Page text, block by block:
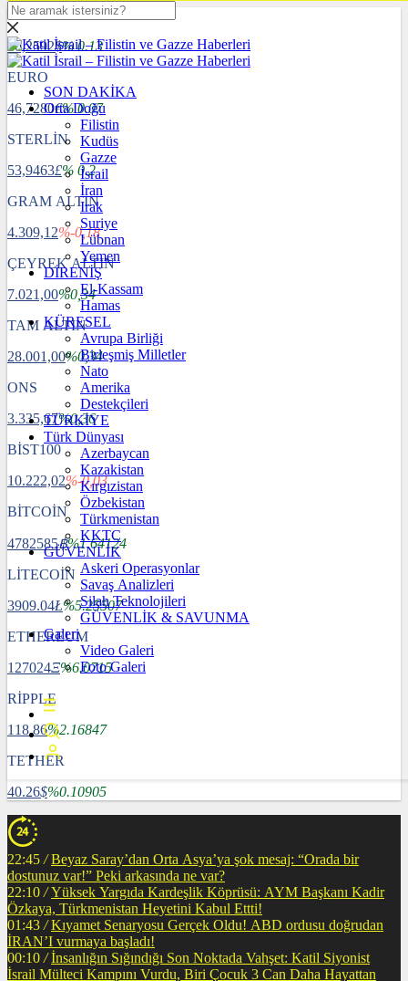
DOLAR
40,2592$% 0.13
EURO
46,7280€% 0.07
STERLİN
53,9463£% 0.2
GRAM ALTIN
4.309,12%-0,18
ÇEYREK ALTIN
7.021,00%0,34
TAM ALTIN
28.001,00%0,34
ONS
3.335,67%0,36
BİST100
10.222,02%-0,03
BİTCOİN
4782585฿%1.64124
LİTECOİN
3909.04Ł%5.25507
ETHEREUM
127024Ξ%6.0715
RİPPLE
118.86%2.16847
TETHER
40.26$%0.10905
SON DAKİKA
Orta Doğu
Filistin
Kudüs
Gazze
İsrail
İran
Irak
Suriye
Lübnan
Yemen
DİRENİŞ
El-Kassam
Hamas
KÜRESEL
Avrupa Birliği
Birleşmiş Milletler
Nato
Amerika
Destekçileri
TÜRKİYE
Türk Dünyası
Azerbaycan
Kazakistan
Kırgızistan
Özbekistan
Türkmenistan
KKTC
GÜVENLİK
Askeri Operasyonlar
Savaş Analizleri
Silah Teknolojileri
GÜVENLİK & SAVUNMA
Galeri
Video Galeri
Foto Galeri
22:45 / Beyaz Saray’dan Orta Asya’ya şok mesaj: “Orada bir
dostunuz var!” Peki arkasında ne var?
22:10 / Yüksek Yargıda Kardeşlik Köprüsü: AYM Başkanı Kadir
Özkaya, Türkmenistan Heyetini Kabul Ettti!
01:43 / Kıyamet Senaryosu Gerçek Oldu! ABD ordusu doğrudan
İRAN’I vurmaya başladı!
00:10 / İnsanlığın Sığındığı Son Noktada Vahşet: Katil Siyonist
İsrail Mülteci Kampını Vurdu, Biri Çocuk 3 Can Daha Hayattan